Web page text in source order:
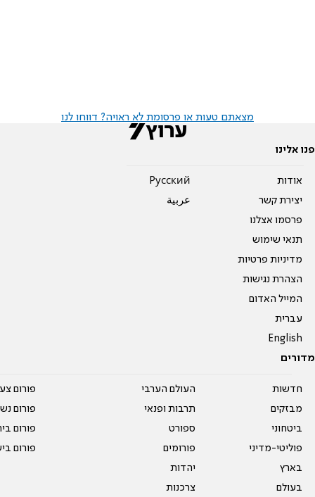
מצאתם טעות או פרסומת לא ראויה? דווחו לנו
פנו אלינו
אודות
יצירת קשר
פרסמו אצלנו
תנאי שימוש
מדיניות פרטיות
הצהרת נגישות
המייל האדום
עברית
English
Pусский
عربية
מדורים
חדשות
מבזקים
ביטחוני
פוליטי-מדיני
בארץ
בעולם
העולם הערבי
תרבות ופנאי
ספורט
פורומים
יהדות
צרכנות
פורום
פורום
פורום
פורום